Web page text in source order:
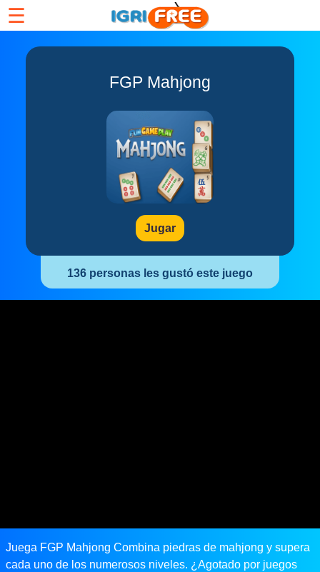
☰
FGP Mahjong
Jugar
136 personas les gustó este juego
Juega FGP Mahjong Combina piedras de mahjong y supera
cada uno de los numerosos niveles. ¿Agotado por juegos